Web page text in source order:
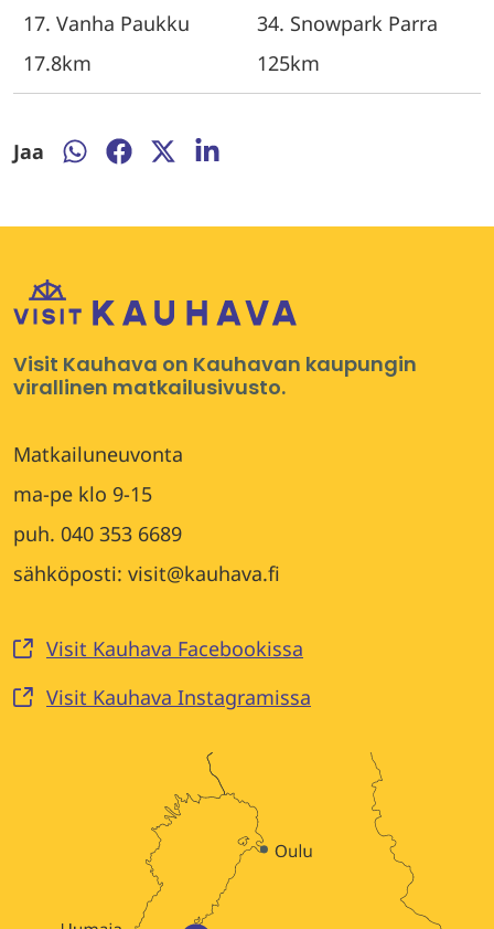
17. Vanha Paukku
17.8km
34. Snowpark Parra
125km
Jaa
Jaa
Jaa
Jaa
Jaa
Visit Kauhava on Kauhavan kaupungin
virallinen matkailusivusto.
Matkailuneuvonta
ma-pe klo 9-15
puh. 040 353 6689
sähköposti: visit@kauhava.fi
Visit Kauhava Facebookissa
Visit Kauhava Instagramissa